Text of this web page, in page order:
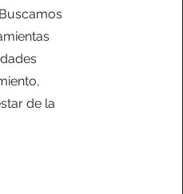
de la